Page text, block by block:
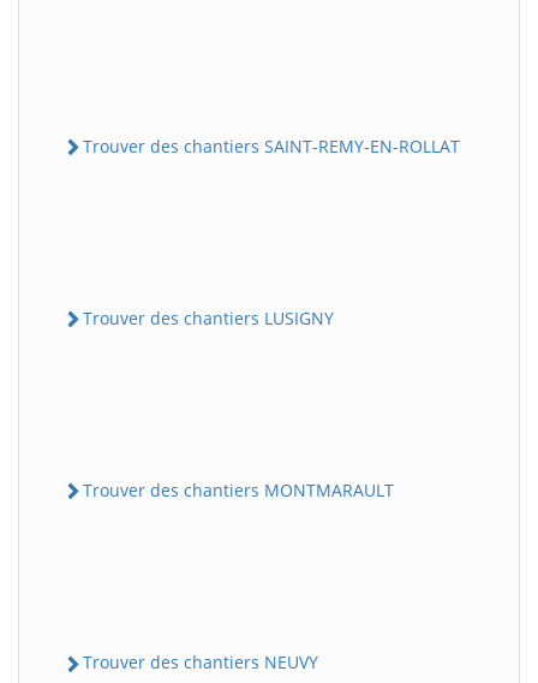
Trouver des chantiers SAINT-REMY-EN-ROLLAT
Trouver des chantiers LUSIGNY
Trouver des chantiers MONTMARAULT
Trouver des chantiers NEUVY